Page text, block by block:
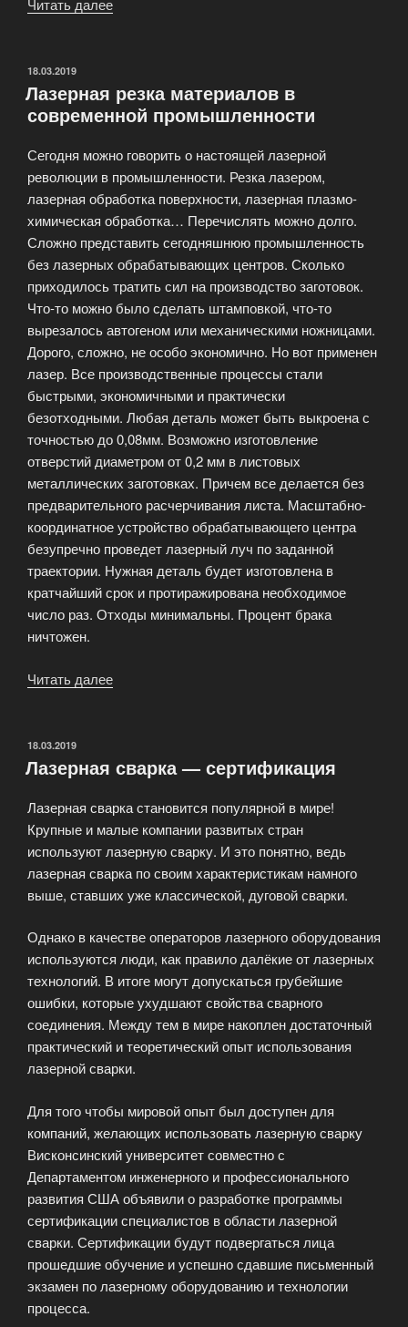
Читать далее
и
высокая
ОПУБЛИКОВАНО
18.03.2019
Лазерная резка материалов в
современной промышленности
Сегодня можно говорить о настоящей лазерной
революции в промышленности. Резка лазером,
лазерная обработка поверхности, лазерная плазмо-
химическая обработка… Перечислять можно долго.
Сложно представить сегодняшнюю промышленность
без лазерных обрабатывающих центров. Сколько
приходилось тратить сил на производство заготовок.
Что-то можно было сделать штамповкой, что-то
вырезалось автогеном или механическими ножницами.
Дорого, сложно, не особо экономично. Но вот применен
лазер. Все производственные процессы стали
быстрыми, экономичными и практически
безотходными. Любая деталь может быть выкроена с
точностью до 0,08мм. Возможно изготовление
отверстий диаметром от 0,2 мм в листовых
металлических заготовках. Причем все делается без
предварительного расчерчивания листа. Масштабно-
координатное устройство обрабатывающего центра
безупречно проведет лазерный луч по заданной
траектории. Нужная деталь будет изготовлена в
кратчайший срок и протиражирована необходимое
число раз. Отходы минимальны. Процент брака
ничтожен.
Читать далее
современной
ОПУБЛИКОВАНО
18.03.2019
Лазерная сварка — сертификация
Лазерная сварка становится популярной в мире!
Крупные и малые компании развитых стран
используют лазерную сварку. И это понятно, ведь
лазерная сварка по своим характеристикам намного
выше, ставших уже классической, дуговой сварки.
Однако в качестве операторов лазерного оборудования
используются люди, как правило далёкие от лазерных
технологий. В итоге могут допускаться грубейшие
ошибки, которые ухудшают свойства сварного
соединения. Между тем в мире накоплен достаточный
практический и теоретический опыт использования
лазерной сварки.
Для того чтобы мировой опыт был доступен для
компаний, желающих использовать лазерную сварку
Висконсинский университет совместно с
Департаментом инженерного и профессионального
развития США объявили о разработке программы
сертификации специалистов в области лазерной
сварки. Сертификации будут подвергаться лица
прошедшие обучение и успешно сдавшие письменный
экзамен по лазерному оборудованию и технологии
процесса.